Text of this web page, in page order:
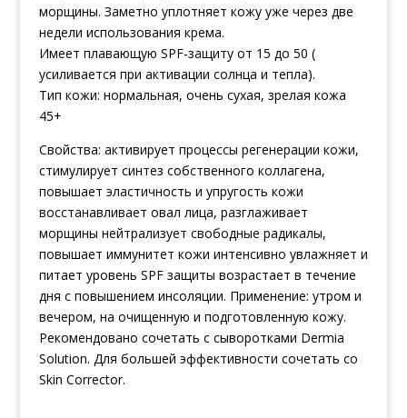
морщины. Заметно уплотняет кожу уже через две
недели использования крема.
Имеет плавающую SPF-защиту от 15 до 50 (
усиливается при активации солнца и тепла).
Тип кожи: нормальная, очень сухая, зрелая кожа
45+
Свойства: активирует процессы регенерации кожи,
стимулирует синтез собственного коллагена,
повышает эластичность и упругость кожи
восстанавливает овал лица, разглаживает
морщины нейтрализует свободные радикалы,
повышает иммунитет кожи интенсивно увлажняет и
питает уровень SPF защиты возрастает в течение
дня с повышением инсоляции. Применение: утром и
вечером, на очищенную и подготовленную кожу.
Рекомендовано сочетать с сыворотками Dermia
Solution. Для большей эффективности сочетать со
Skin Corrector.